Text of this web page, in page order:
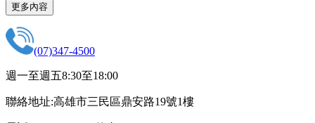
更多內容
(07)347-4500
週一至週五8:30至18:00
聯絡地址:高雄市三民區鼎安路19號1樓